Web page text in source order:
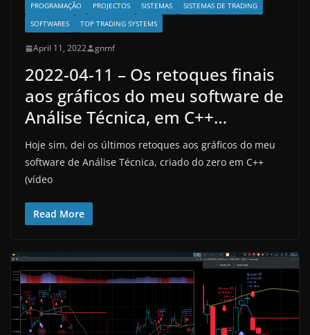
PROGRAMAÇÃO PROJECTOS SISTEMAS
SISTEMAS DE TRADING
SOFTWARES
TOP TRADING SYSTEMS
April 11, 2022 gnmf
2022-04-11 – Os retoques finais
aos gráficos do meu software de
Análise Técnica, em C++…
Hoje sim, dei os últimos retoques aos gráficos do meu
software de Análise Técnica, criado do zero em C++
(vídeo
Read More